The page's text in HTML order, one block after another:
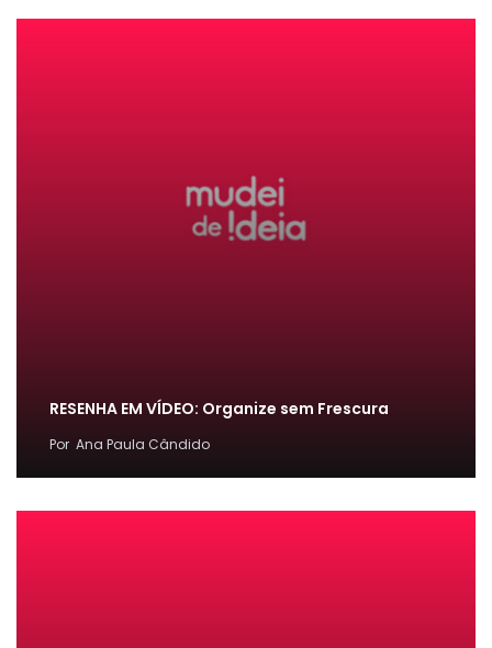
RESENHA EM VÍDEO: Organize sem Frescura
Por Ana Paula Cândido